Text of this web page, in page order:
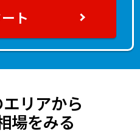
ト
リアから
場をみる